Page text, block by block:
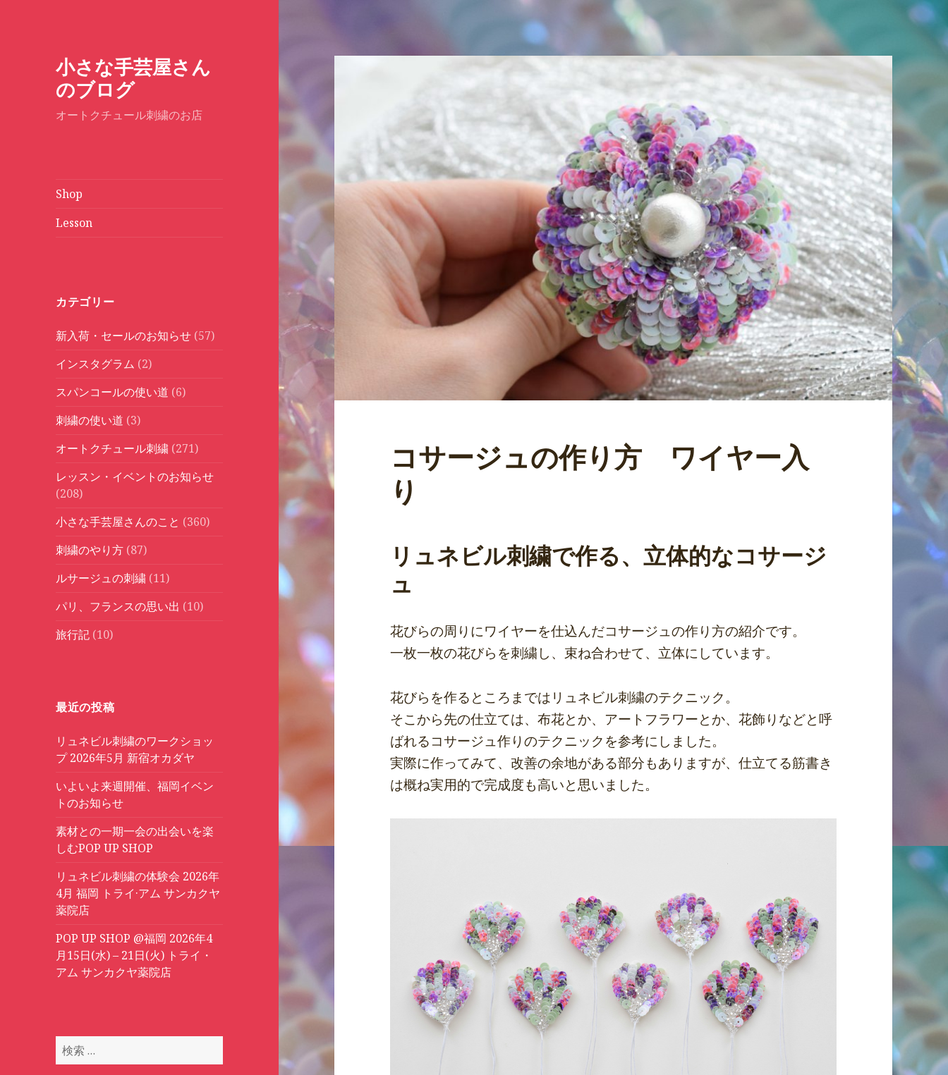
小さな手芸屋さん
のブログ
オートクチュール刺繍のお店
Shop
Lesson
カテゴリー
新入荷・セールのお知らせ (57)
インスタグラム (2)
スパンコールの使い道 (6)
刺繍の使い道 (3)
オートクチュール刺繍 (271)
レッスン・イベントのお知らせ
(208)
小さな手芸屋さんのこと (360)
刺繍のやり方 (87)
ルサージュの刺繍 (11)
パリ、フランスの思い出 (10)
旅行記 (10)
最近の投稿
リュネビル刺繍のワークショッ
プ 2026年5月 新宿オカダヤ
いよいよ来週開催、福岡イベン
トのお知らせ
素材との一期一会の出会いを楽
しむPOP UP SHOP
リュネビル刺繍の体験会 2026年
4月 福岡 トライ·アム サンカクヤ
薬院店
POP UP SHOP @福岡 2026年4
月15日(水) – 21日(火) トライ・
アム サンカクヤ薬院店
検
索
コサージュの作り方 ワイヤー入
り
リュネビル刺繍で作る、立体的なコサージ
ュ
花びらの周りにワイヤーを仕込んだコサージュの作り方の紹介です。
一枚一枚の花びらを刺繍し、束ね合わせて、立体にしています。
花びらを作るところまではリュネビル刺繍のテクニック。
そこから先の仕立ては、布花とか、アートフラワーとか、花飾りなどと呼
ばれるコサージュ作りのテクニックを参考にしました。
実際に作ってみて、改善の余地がある部分もありますが、仕立てる筋書き
は概ね実用的で完成度も高いと思いました。